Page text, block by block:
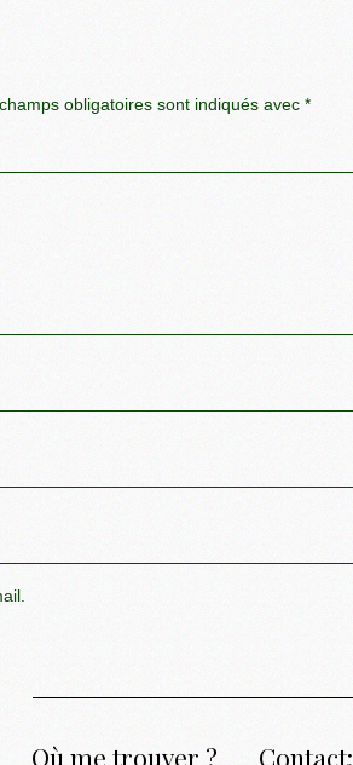
obligatoires sont indiqués avec *
Où me trouver ? Contact: